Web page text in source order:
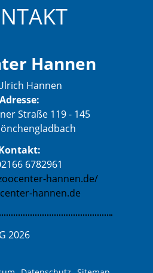
Hannen
Hannen
Adresse:
Straße 119 - 145
6782961
hannen.de/
hannen.de
2026